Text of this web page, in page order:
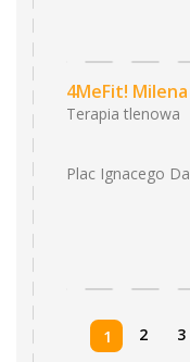
4MeFit!
Terapia tlenowa
Plac Ignacego
1 2 3